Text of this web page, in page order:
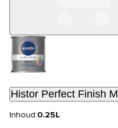
Histor Perfect Finish
Inhoud:0.25L